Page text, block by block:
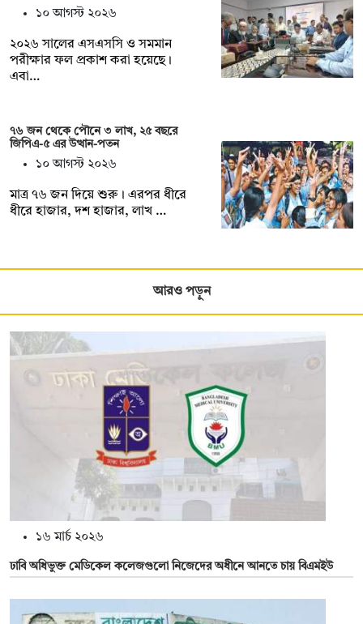
১০ আগস্ট ২০২৬
২০২৬ সালের এসএসসি ও সমমান
পরীক্ষার ফল প্রকাশ করা হয়েছে।
এবা…
৭৬ জন থেকে পৌনে ৩ লাখ, ২৫ বছরে
জিপিএ-৫ এর উত্থান-পতন
১০ আগস্ট ২০২৬
মাত্র ৭৬ জন দিয়ে শুরু। এরপর ধীরে
ধীরে হাজার, দশ হাজার, লাখ …
আরও পড়ুন
১৬ মার্চ ২০২৬
ঢাবি অধিভুক্ত মেডিকেল কলেজগুলো নিজেদের অধীনে আনতে চায় বিএমইউ